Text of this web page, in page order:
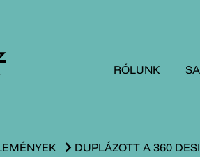
RÓLUNK
DUPLÁZOTT A 360